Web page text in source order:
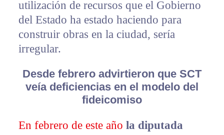
utilización de recursos que el Gobierno
del Estado ha estado haciendo para
construir obras en la ciudad, sería
irregular.
Desde febrero advirtieron que SCT
veía deficiencias en el modelo del
fideicomiso
En febrero de este año la diputada